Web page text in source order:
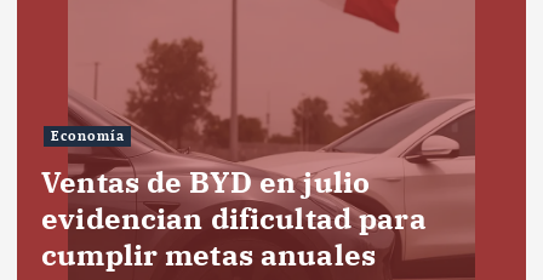
Economía
Ventas de BYD en julio
evidencian dificultad para
cumplir metas anuales